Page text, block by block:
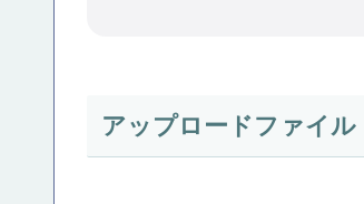
アップロードファイル